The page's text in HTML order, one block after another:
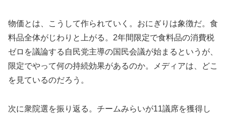
物価とは、こうして作られていく。おにぎりは象徴だ。食
料品全体がじわりと上がる。2年間限定で食料品の消費税
ゼロを議論する自民党主導の国民会議が始まるというが、
限定でやって何の持続効果があるのか。メディアは、どこ
を見ているのだろう。
次に衆院選を振り返る。チームみらいが11議席を獲得し